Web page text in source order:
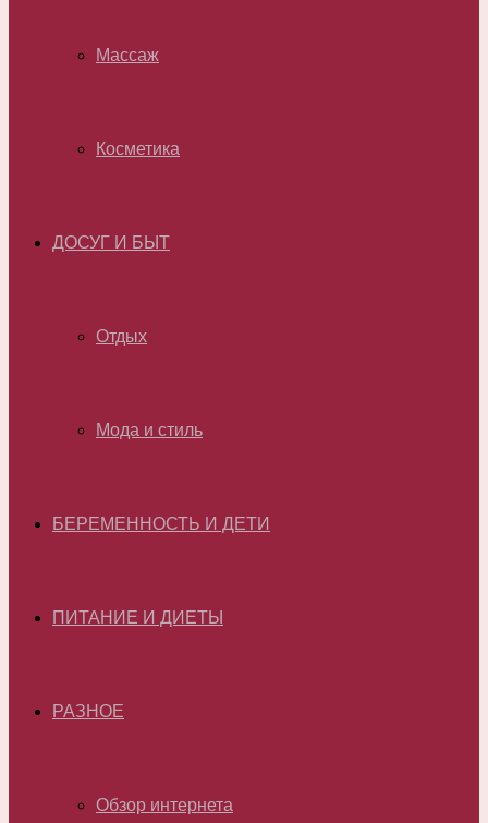
Массаж
Косметика
ДОСУГ И БЫТ
Отдых
Мода и стиль
БЕРЕМЕННОСТЬ И ДЕТИ
ПИТАНИЕ И ДИЕТЫ
РАЗНОЕ
Обзор интернета